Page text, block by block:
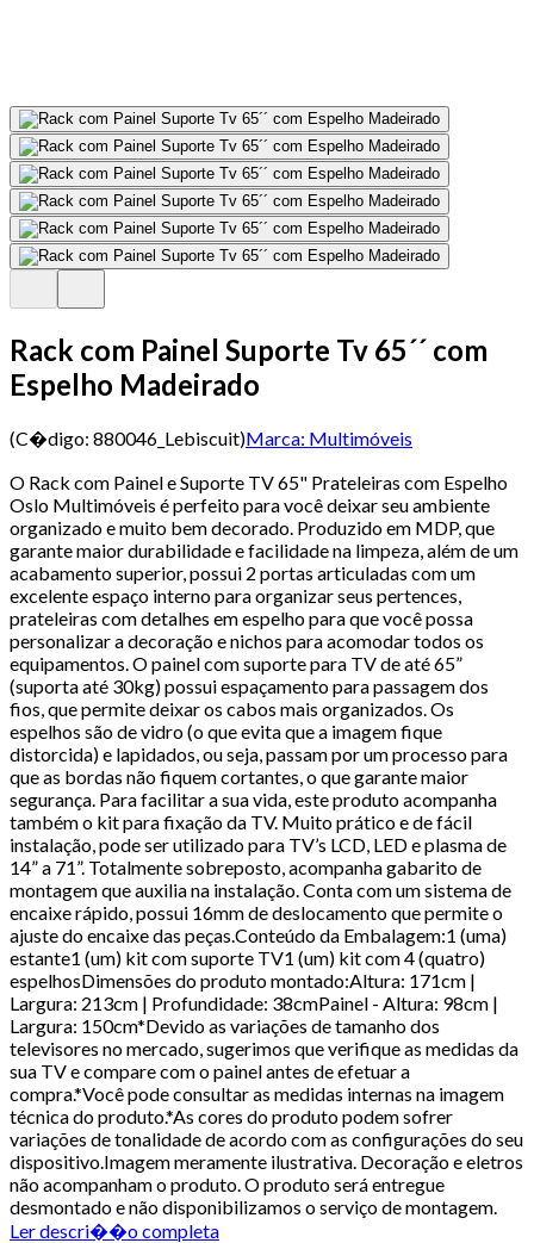
Rack com Painel Suporte Tv 65´´ com
Espelho Madeirado
(C�digo: 880046_Lebiscuit)Marca: Multimóveis
O Rack com Painel e Suporte TV 65" Prateleiras com Espelho
Oslo Multimóveis é perfeito para você deixar seu ambiente
organizado e muito bem decorado. Produzido em MDP, que
garante maior durabilidade e facilidade na limpeza, além de um
acabamento superior, possui 2 portas articuladas com um
excelente espaço interno para organizar seus pertences,
prateleiras com detalhes em espelho para que você possa
personalizar a decoração e nichos para acomodar todos os
equipamentos. O painel com suporte para TV de até 65”
(suporta até 30kg) possui espaçamento para passagem dos
fios, que permite deixar os cabos mais organizados. Os
espelhos são de vidro (o que evita que a imagem fique
distorcida) e lapidados, ou seja, passam por um processo para
que as bordas não fiquem cortantes, o que garante maior
segurança. Para facilitar a sua vida, este produto acompanha
também o kit para fixação da TV. Muito prático e de fácil
instalação, pode ser utilizado para TV’s LCD, LED e plasma de
14” a 71”. Totalmente sobreposto, acompanha gabarito de
montagem que auxilia na instalação. Conta com um sistema de
encaixe rápido, possui 16mm de deslocamento que permite o
ajuste do encaixe das peças.Conteúdo da Embalagem:1 (uma)
estante1 (um) kit com suporte TV1 (um) kit com 4 (quatro)
espelhosDimensões do produto montado:Altura: 171cm |
Largura: 213cm | Profundidade: 38cmPainel - Altura: 98cm |
Largura: 150cm*Devido as variações de tamanho dos
televisores no mercado, sugerimos que verifique as medidas da
sua TV e compare com o painel antes de efetuar a
compra.*Você pode consultar as medidas internas na imagem
técnica do produto.*As cores do produto podem sofrer
variações de tonalidade de acordo com as configurações do seu
dispositivo.Imagem meramente ilustrativa. Decoração e eletros
não acompanham o produto. O produto será entregue
desmontado e não disponibilizamos o serviço de montagem.
Ler descri��o completa